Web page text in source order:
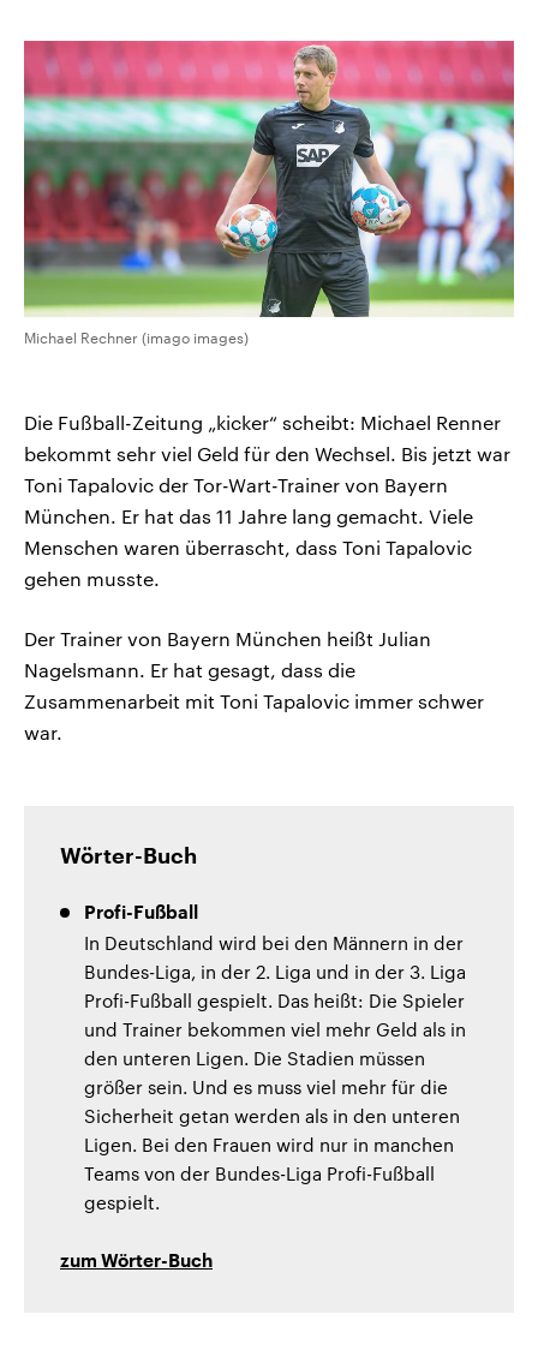
Michael Rechner (imago images)
Die Fußball-Zeitung „kicker“ scheibt: Michael Renner
bekommt sehr viel Geld für den Wechsel. Bis jetzt war
Toni Tapalovic der Tor-Wart-Trainer von Bayern
München. Er hat das 11 Jahre lang gemacht. Viele
Menschen waren überrascht, dass Toni Tapalovic
gehen musste.
Der Trainer von Bayern München heißt Julian
Nagelsmann. Er hat gesagt, dass die
Zusammenarbeit mit Toni Tapalovic immer schwer
war.
Wörter-Buch
Profi-Fußball
In Deutschland wird bei den Männern in der
Bundes-Liga, in der 2. Liga und in der 3. Liga
Profi-Fußball gespielt. Das heißt: Die Spieler
und Trainer bekommen viel mehr Geld als in
den unteren Ligen. Die Stadien müssen
größer sein. Und es muss viel mehr für die
Sicherheit getan werden als in den unteren
Ligen. Bei den Frauen wird nur in manchen
Teams von der Bundes-Liga Profi-Fußball
gespielt.
zum Wörter-Buch